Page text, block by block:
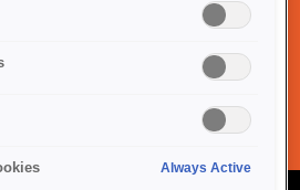
מגוון
Always Active